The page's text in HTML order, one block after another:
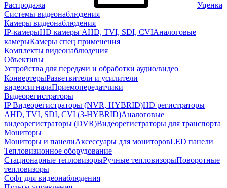
Распродажа
Уценка
Системы видеонаблюдения
Камеры видеонаблюдения
IP-камерыHD камеры AHD, TVI, SDI, CVIАналоговые
камерыКамеры спец применения
Комплекты видеонаблюдения
Объективы
Устройства для передачи и обработки аудио/видео
КонвертерыРазветвители и усилители
видеосигналаПриемопередатчики
Видеорегистраторы
IP Видеорегистраторы (NVR, HYBRID)HD регистраторы
AHD, TVI, SDI, CVI (3-HYBRID)Аналоговые
видеорегистраторы (DVR)Видеорегистраторы для транспорта
Мониторы
Мониторы и панелиАксессуары для мониторовLED панели
Тепловизионное оборудование
Стационарные тепловизорыРучные тепловизорыПоворотные
тепловизоры
Софт для видеонаблюдения